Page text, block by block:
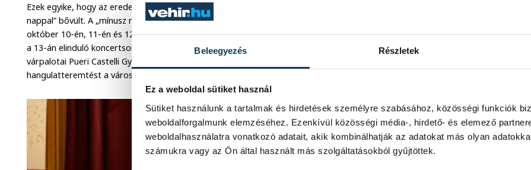
Beleegyezés Részletek
Ez a weboldal sütiket használ
Sütiket használunk a tartalmak és hirdetések személyre szabásához, közösségi funkciók
weboldalforgalmunk elemzéséhez. Ezenkívül közösségi média-, hirdető- és elemező
weboldalhasználatra vonatkozó adatait, akik kombinálhatják az adatokat más olyan
számukra vagy az Ön által használt más szolgáltatásokból gyűjtöttek.
Ezek egyike, hogy az eredetileg három napos eseménysorozat további három „hangulat-előkészítő
nappal” bővült. A „mínusz második”, „mínusz első”, valamint „nulladik” napokként emlegetett
október 10-én, 11-én és 12-én flashmobokkal hangolták rá a helyi kórusok a veszprémi közönséget
a 13-án elinduló koncertsorozatra. A minikoncertek sorozatát a VLFK indította, majd vendégei, a
várpalotai Pueri Castelli Gyerekkórus és a veszprémi Gizella Nőikar folytatták a meglepetésszerű
hangulatteremtést a város különböző pontjain.